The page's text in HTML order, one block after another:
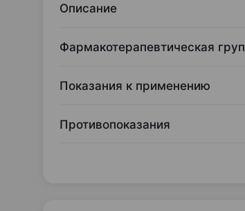
Описание
Фармакотерапевтическая
Показания к применению
Противопоказания